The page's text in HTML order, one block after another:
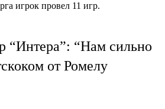
игрок провел 11 игр.
“Интера”: “Нам сильно
от Ромелу